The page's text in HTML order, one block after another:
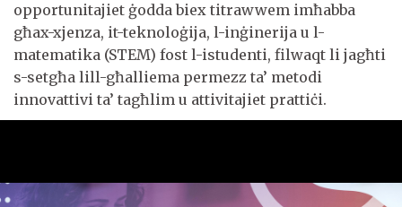
opportunitajiet ġodda biex titrawwem imħabba
għax-xjenza, it-teknoloġija, l-inġinerija u l-
matematika (STEM) fost l-istudenti, filwaqt li jagħti
s-setgħa lill-għalliema permezz ta’ metodi
innovattivi ta’ tagħlim u attivitajiet prattiċi.